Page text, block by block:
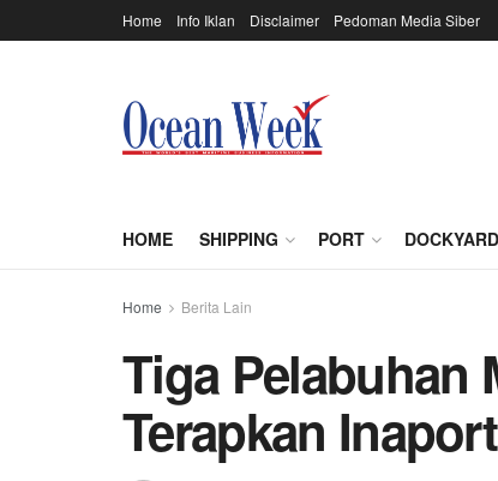
Home Info Iklan Disclaimer Pedoman Media Siber
HOME SHIPPING PORT DOCKYARD
Home Berita Lain
Tiga Pelabuhan
Terapkan